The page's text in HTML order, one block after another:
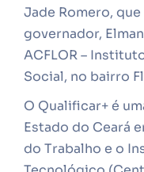
Jade Romero,
governador,
ACFLOR –
Social, no bairro
O Qualificar+ é
Estado do Ceará
do Trabalho e o